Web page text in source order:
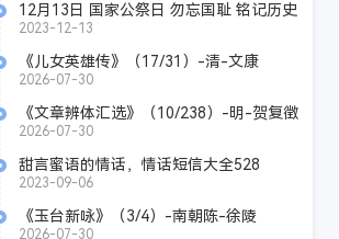
12月13日 国家公祭日 勿忘国耻 铭记历史
2023-12-13
《儿女英雄传》（17/31）-清-文康
2026-07-30
《文章辨体汇选》（10/238）-明-贺复徴
2026-07-30
甜言蜜语的情话，情话短信大全528
2023-09-06
《玉台新咏》（3/4）-南朝陈-徐陵
2026-07-30